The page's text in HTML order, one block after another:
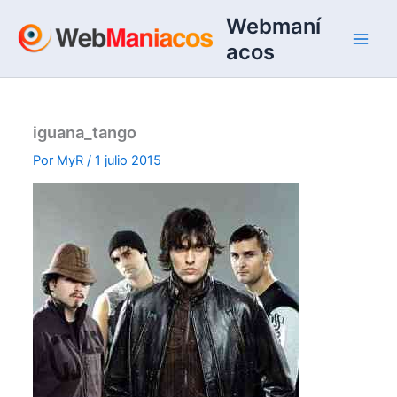
contenido
Webmaní
acos
iguana_tango
Por MyR/1 julio 2015